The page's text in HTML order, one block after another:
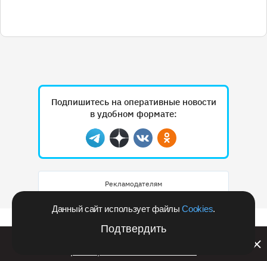
Данный сайт использует файлыCookies.
Подтвердить
Подпишитесь на оперативные новости
в удобном формате:
Telegram
ДзенВконтактеОдноклассники
Рекламодателям
Билайн запустил в Кемеровской области акцию с